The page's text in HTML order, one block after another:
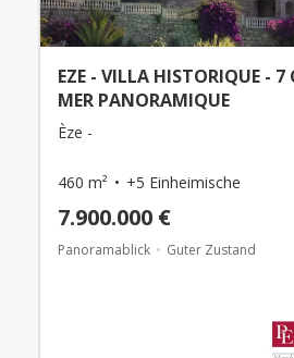
EZE - VILLA HISTORIQUE - 7
MER PANORAMIQUE
Èze -
460 m² +5 Einheimische
7.900.000 €
Panoramablick Guter Zustand